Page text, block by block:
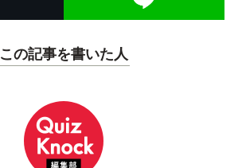
この記事を書いた人